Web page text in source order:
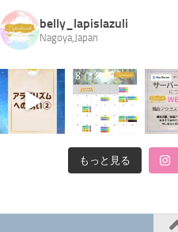
belly_lapislazuli
Nagoya,Japan
もっと見る